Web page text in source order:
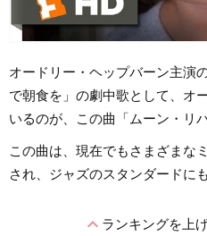
オードリー・ヘップバーン主演
で朝食を」の劇中歌として、オ
いるのが、この曲「ムーン・リ
この曲は、現在でもさまざまな
され、ジャズのスタンダードに
expand_lessランキングを上